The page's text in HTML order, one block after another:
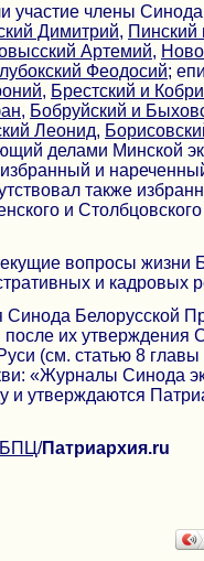
участие члены
Димитрий,
Артемий,
Феодосий;
, Брестский и
, Бобруйский и
Леонид,
делами Минской
и
также
и
вопросы жизни
и кадровых
Белорусской
после их
(см. статью 8 главы
«Журналы Синода
утверждаются
/Патриархия.ru